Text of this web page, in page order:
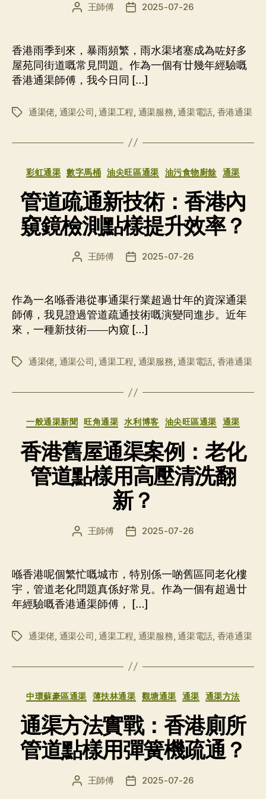
文 王師傅
发 2025-07-26
香港雨季到來，暴雨頻繁，雨水渠堵塞成為咗好多
屋苑同街道嘅常見問題。作為一個有廿幾年經驗嘅
香港通渠師傅，我今日同 […]
标
通渠佬 通渠公司 ,通渠工程 通渠服務 ,通渠電話 香港通渠
分
彩虹通渠 數字馬桶 油尖旺區通渠 油污食物廚餘 通渠
管道疏通新技術：香港內
窺鏡檢測點樣提升效率？
文
者
王師傅
发
期
2025-07-26
作為一名喺香港從事通渠行業超過廿年的資深通渠
師傅，我見證過管道疏通技術嘅演變同進步。近年
來，一種新技術——內窺 […]
标
通渠佬, 通渠公司,通渠工程, 通渠服務,通渠電話, 香港通渠
分
一般通渠新聞 旺角通渠 水利博客 油尖旺區通渠 通渠
香港舊屋通渠案例：老化
管道點樣用高壓清洗翻
新？
文
者
王師傅
发
期
2025-07-26
喺香港呢個繁忙嘅城市，特別係一啲舊區同老化樓
宇，管道老化問題真係好常見。作為一個有超過廿
年經驗嘅香港通渠師傅， […]
标
通渠佬 通渠公司 ,通渠工程 通渠服務 ,通渠電話 香港通渠
分
中環蘇豪區通渠 薄扶林通渠 觀塘通渠 通渠 通渠方法
通渠方法實戰：香港廁所
管道點樣用彈簧機疏通？
文 王師傅
发 2025-07-26